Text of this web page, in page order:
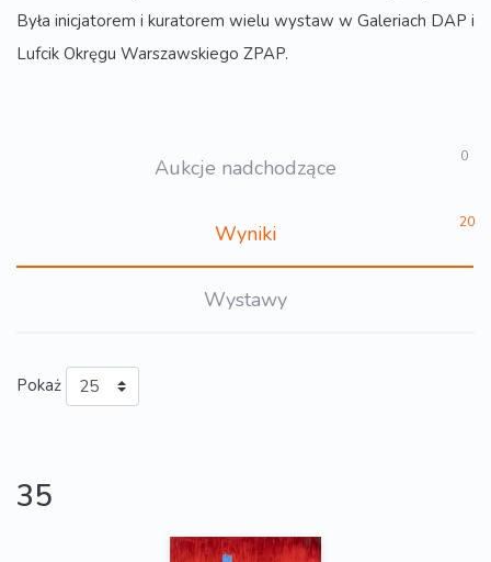
Była inicjatorem i kuratorem wielu wystaw w Galeriach DAP i
Lufcik Okręgu Warszawskiego ZPAP.
Aukcje nadchodzące 0
Wyniki 20
Wystawy
Pokaż
35